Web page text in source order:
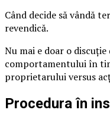
Când decide să vândă
revendică.
Nu mai e doar o discuție
comportamentului în
proprietarului versus
Procedura în